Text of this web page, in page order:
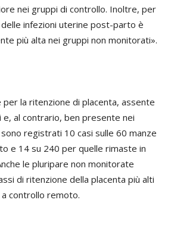
nei gruppi di controllo. Inoltre, per
delle infezioni uterine post-parto è
più alta nei gruppi non monitorati».
per la ritenzione di placenta, assente
al contrario, ben presente nei
registrati 10 casi sulle 60 manze
e 14 su 240 per quelle rimaste in
le pluripare non monitorate
di ritenzione della placenta più alti
controllo remoto.